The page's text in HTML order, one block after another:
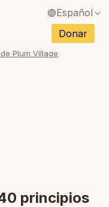
Español
/ Inglés
/ Francés
Donar
Plum Village
principios